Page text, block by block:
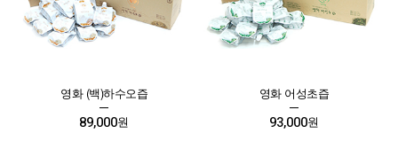
영화 (백)하수오즙
89,000원
영화 어성초즙
93,000원